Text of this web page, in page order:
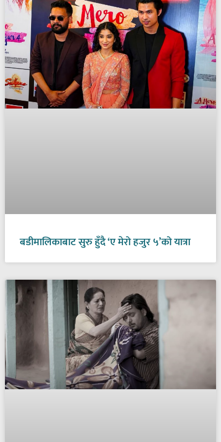
बडीमालिकाबाट सुरु हुँदै ‘ए मेरो हजुर ५’को यात्रा